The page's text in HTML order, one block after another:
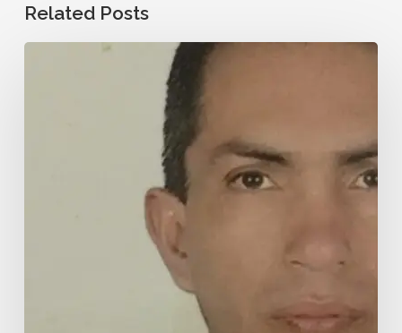
Related Posts